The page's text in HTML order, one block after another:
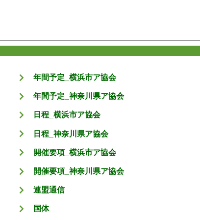
年間予定_横浜市ア協会
年間予定_神奈川県ア協会
日程_横浜市ア協会
日程_神奈川県ア協会
開催要項_横浜市ア協会
開催要項_神奈川県ア協会
連盟通信
国体